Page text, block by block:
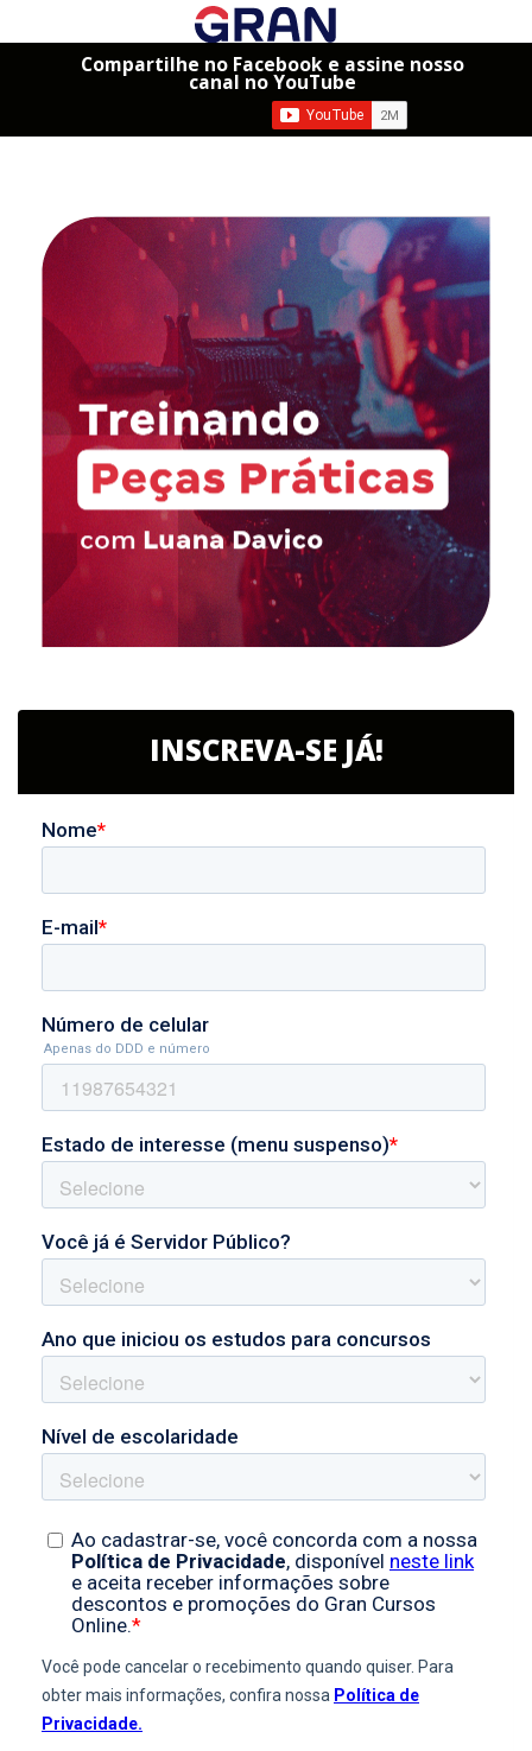
Compartilhe no Facebook e assine nosso
canal no YouTube
INSCREVA-SE JÁ!